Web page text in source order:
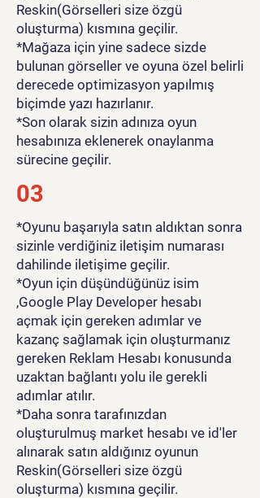
Reskin(Görselleri size özgü
oluşturma) kısmına geçilir.
*Mağaza için yine sadece sizde
bulunan görseller ve oyuna özel belirli
derecede optimizasyon yapılmış
biçimde yazı hazırlanır.
*Son olarak sizin adınıza oyun
hesabınıza eklenerek onaylanma
sürecine geçilir.
03
*Oyunu başarıyla satın aldıktan sonra
sizinle verdiğiniz iletişim numarası
dahilinde iletişime geçilir.
*Oyun için düşündüğünüz isim
,Google Play Developer hesabı
açmak için gereken adımlar ve
kazanç sağlamak için oluşturmanız
gereken Reklam Hesabı konusunda
uzaktan bağlantı yolu ile gerekli
adımlar atılır.
*Daha sonra tarafınızdan
oluşturulmuş market hesabı ve id'ler
alınarak satın aldığınız oyunun
Reskin(Görselleri size özgü
oluşturma) kısmına geçilir.